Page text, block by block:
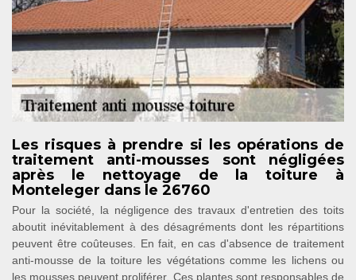
Les risques à prendre si les opérations de
traitement anti-mousses sont négligées
après le nettoyage de la toiture à
Monteleger dans le 26760
Pour la société, la négligence des travaux d'entretien des toits
aboutit inévitablement à des désagréments dont les répartitions
peuvent être coûteuses. En fait, en cas d'absence de traitement
anti-mousse de la toiture les végétations comme les lichens ou
les mousses peuvent proliférer. Ces plantes sont responsables de